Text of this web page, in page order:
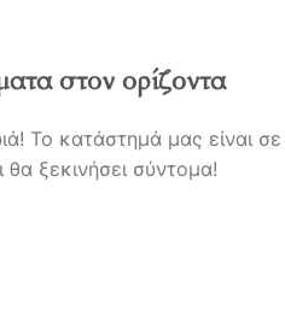
στον ορίζοντα
Το κατάστημά μας είναι σε
θα ξεκινήσει σύντομα!